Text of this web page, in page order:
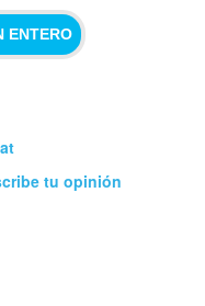
ENTERO
tu opinión